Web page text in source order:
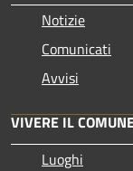
Notizie
Comunicati
Avvisi
VIVERE IL
Luoghi